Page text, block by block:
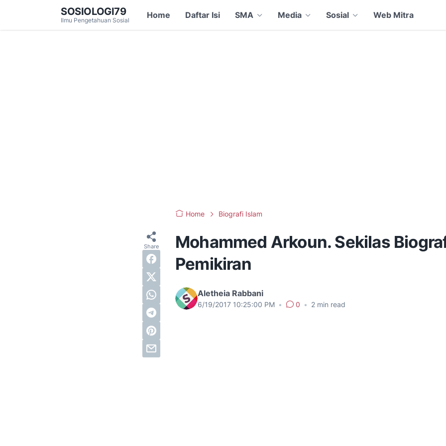
SOSIOLOGI79
Ilmu Pengetahuan Sosial
Home Daftar Isi SMA Media Sosial Web Mitra
Home Biografi Islam
Mohammed Arkoun. Sekilas
Pemikiran
Aletheia Rabbani
6/19/2017 10:25:00 PM • 0 • 2 min read